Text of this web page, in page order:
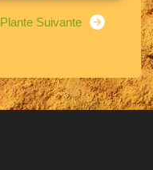
Plante Suivante